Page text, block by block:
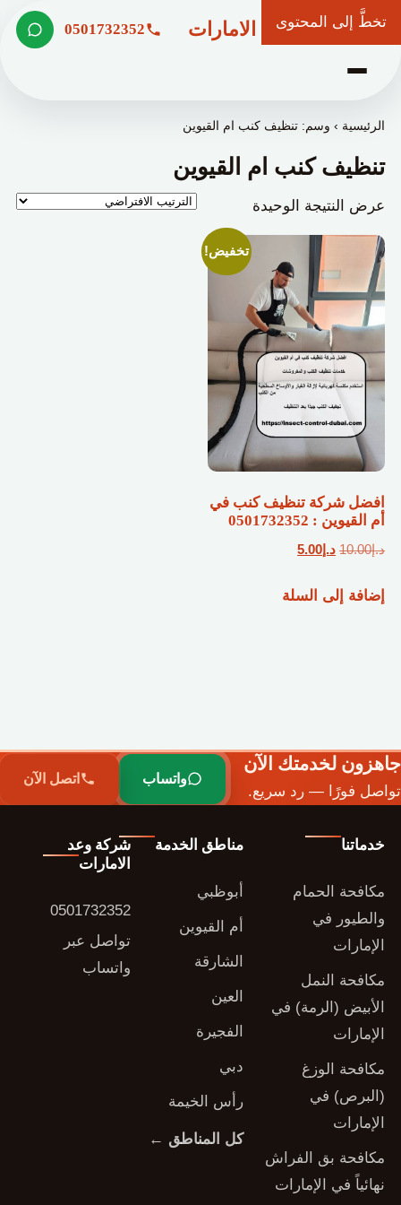
تخطَّ إلى المحتوى
شركة وعد الامارات 0501732352
الرئيسية ›وسم: تنظيف كنب ام القيوين
تنظيف كنب ام القيوين
عرض النتيجة الوحيدة
تخفيض!
افضل شركة تنظيف كنب في
أم القيوين : 0501732352
د.إ10.00 السعر
هو:
د.إ 5.00السعر
هو:
إضافة إلى السلة
جاهزون لخدمتك الآن
تواصل فورًا — رد سريع.
واتساب اتصل الآن
خدماتنا
مكافحة الحمام
والطيور في
الإمارات
مكافحة النمل
الأبيض (الرمة) في
الإمارات
مكافحة الوزغ
(البرص) في
الإمارات
مكافحة بق الفراش
نهائياً في الإمارات
مناطق الخدمة
أبوظبي
أم القيوين
الشارقة
العين
الفجيرة
دبي
رأس الخيمة
كل المناطق ←
شركة وعد
الامارات
0501732352
تواصل عبر
واتساب